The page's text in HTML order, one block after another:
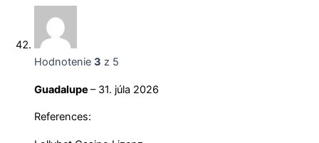
Hodnotenie 3 z 5
Guadalupe – 31. júla 2026
References: